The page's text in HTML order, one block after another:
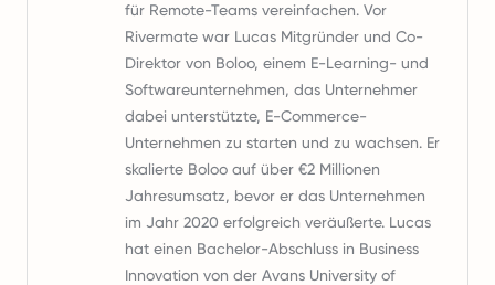
für Remote-Teams vereinfachen. Vor
Rivermate war Lucas Mitgründer und Co-
Direktor von Boloo, einem E-Learning- und
Softwareunternehmen, das Unternehmer
dabei unterstützte, E-Commerce-
Unternehmen zu starten und zu wachsen. Er
skalierte Boloo auf über €2 Millionen
Jahresumsatz, bevor er das Unternehmen
im Jahr 2020 erfolgreich veräußerte. Lucas
hat einen Bachelor-Abschluss in Business
Innovation von der Avans University of